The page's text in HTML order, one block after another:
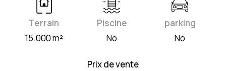
Terrain
15.000 m²
Piscine
No
parking
No
Prix de vente